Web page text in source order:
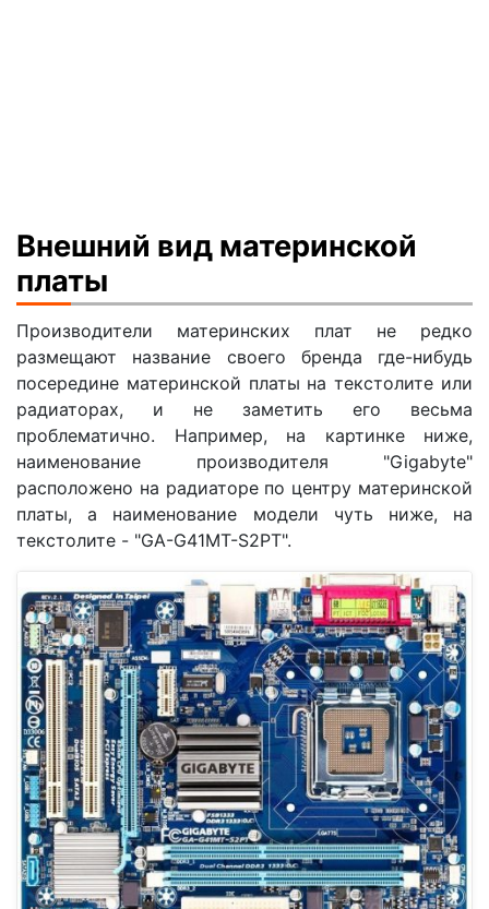
Внешний вид материнской
платы
Производители материнских плат не редко
размещают название своего бренда где-нибудь
посередине материнской платы на текстолите или
радиаторах, и не заметить его весьма
проблематично. Например, на картинке ниже,
наименование производителя "Gigabyte"
расположено на радиаторе по центру материнской
платы, а наименование модели чуть ниже, на
текстолите - "GA-G41MT-S2PT".